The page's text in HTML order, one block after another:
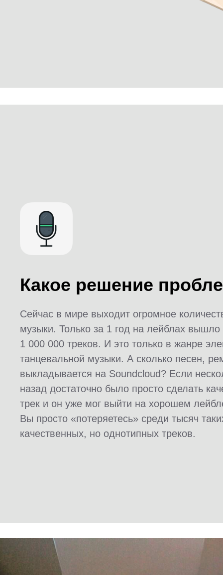
Сейчас в мире выходит огромное
музыки. Только за 1 год на лейблах вышло
1 000 000 треков. И это только в жанре
танцевальной музыки. А сколько песен,
выкладывается на Soundcloud? Если
назад достаточно было просто сделать
трек и он уже мог выйти на хорошем
Вы просто «потеряетесь» среди тысяч
качественных, но однотипных треков.
Какое решение